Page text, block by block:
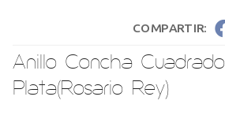
COMPARTIR:
Anillo Concha Cuadrado
Plata(Rosario Rey)